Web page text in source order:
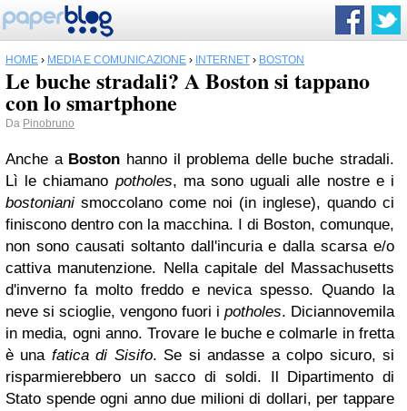
HOME › MEDIA E COMUNICAZIONE › INTERNET › BOSTON
Le buche stradali? A Boston si tappano
con lo smartphone
Da Pinobruno
Anche a Boston hanno il problema delle buche stradali.
Lì le chiamano potholes, ma sono uguali alle nostre e i
bostoniani smoccolano come noi (in inglese), quando ci
finiscono dentro con la macchina. I di Boston, comunque,
non sono causati soltanto dall'incuria e dalla scarsa e/o
cattiva manutenzione. Nella capitale del Massachusetts
d'inverno fa molto freddo e nevica spesso. Quando la
neve si scioglie, vengono fuori i potholes. Diciannovemila
in media, ogni anno. Trovare le buche e colmarle in fretta
è una fatica di Sisifo. Se si andasse a colpo sicuro, si
risparmierebbero un sacco di soldi. Il Dipartimento di
Stato spende ogni anno due milioni di dollari, per tappare